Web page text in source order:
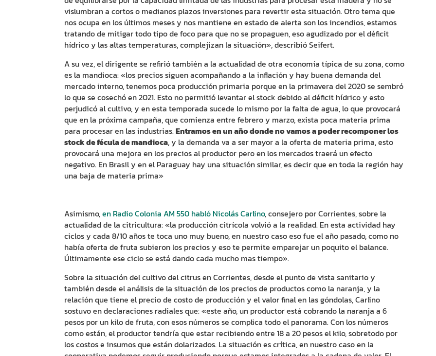
vislumbran a cortos o medianos plazos inversiones para revertir esta situación. Otro tema que
nos ocupa en los últimos meses y nos mantiene en estado de alerta son los incendios, estamos
tratando de mitigar todo tipo de foco para que no se propaguen, eso agudizado por el déficit
hídrico y las altas temperaturas, complejizan la situación», describió Seifert.
A su vez, el dirigente se refirió también a la actualidad de otra economía típica de su zona, como
es la mandioca: «los precios siguen acompañando a la inflación y hay buena demanda del
mercado interno, tenemos poca producción primaria porque en la primavera del 2020 se sembró
lo que se cosechó en 2021. Esto no permitió levantar el stock debido al déficit hídrico y esto
perjudicó al cultivo, y en esta temporada sucede lo mismo por la falta de agua, lo que provocará
que en la próxima campaña, que comienza entre febrero y marzo, exista poca materia prima
para procesar en las industrias.Entramos en un año donde no vamos a poder recomponer los
stock de fécula de mandioca, y la demanda va a ser mayor a la oferta de materia prima, esto
provocará una mejora en los precios al productor pero en los mercados traerá un efecto
negativo. En Brasil y en el Paraguay hay una situación similar, es decir que en toda la región hay
una baja de materia prima»
Asimismo,en Radio Colonia AM 550 habló Nicolás Carlino, consejero por Corrientes, sobre la
actualidad de la citricultura: «la producción citrícola volvió a la realidad. En esta actividad hay
ciclos y cada 8/10 años te toca uno muy bueno, en nuestro caso eso fue el año pasado, como no
había oferta de fruta subieron los precios y eso te permite emparejar un poquito el balance.
Últimamente ese ciclo se está dando cada mucho mas tiempo».
Sobre la situación del cultivo del citrus en Corrientes, desde el punto de vista sanitario y
también desde el análisis de la situación de los precios de productos como la naranja, y la
relación que tiene el precio de costo de producción y el valor final en las góndolas, Carlino
sostuvo en declaraciones radiales que: «este año, un productor está cobrando la naranja a 6
pesos por un kilo de fruta, con esos números se complica todo el panorama. Con los números
como están, el productor tendría que estar recibiendo entre 18 a 20 pesos el kilo, sobretodo por
los costos e insumos que están dolarizados. La situación es crítica, en nuestro caso en la